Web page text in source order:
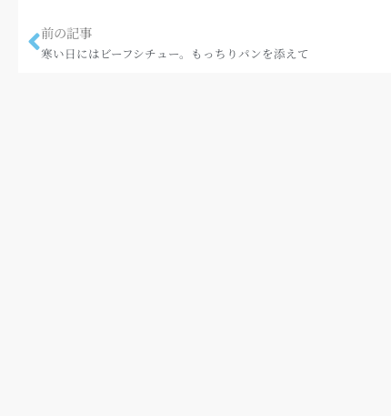
前の記事
寒い日にはビーフシチュー。もっちりパンを添えて